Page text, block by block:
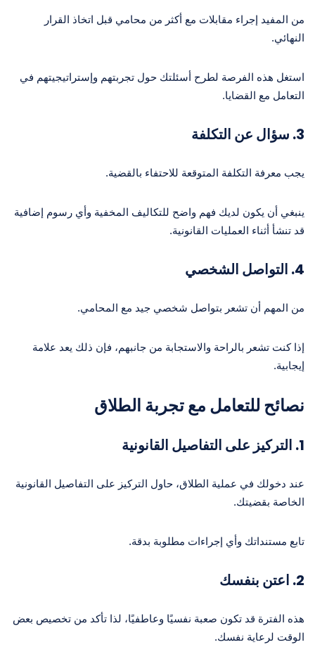
من المفيد إجراء مقابلات مع أكثر من محامي قبل اتخاذ القرار
النهائي.
استغل هذه الفرصة لطرح أسئلتك حول تجربتهم وإستراتيجيتهم في
التعامل مع القضايا.
3. سؤال عن التكلفة
يجب معرفة التكلفة المتوقعة للاحتفاء بالقضية.
ينبغي أن يكون لديك فهم واضح للتكاليف المخفية وأي رسوم إضافية
قد تنشأ أثناء العمليات القانونية.
4. التواصل الشخصي
من المهم أن تشعر بتواصل شخصي جيد مع المحامي.
إذا كنت تشعر بالراحة والاستجابة من جانبهم، فإن ذلك يعد علامة
إيجابية.
نصائح للتعامل مع تجربة الطلاق
1. التركيز على التفاصيل القانونية
عند دخولك في عملية الطلاق، حاول التركيز على التفاصيل القانونية
الخاصة بقضيتك.
تابع مستنداتك وأي إجراءات مطلوبة بدقة.
2. اعتن بنفسك
هذه الفترة قد تكون صعبة نفسيًا وعاطفيًا، لذا تأكد من تخصيص بعض
الوقت لرعاية نفسك.